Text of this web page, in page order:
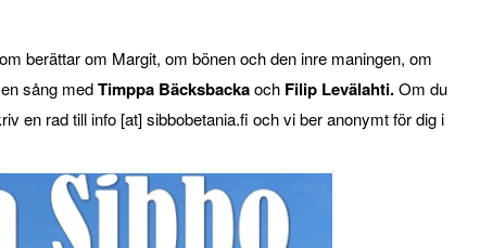
berättar om Margit, om bönen och den inre maningen, om
sång medTimppa Bäcksbackaoch Filip Levälahti.Om du
en rad till info [at] sibbobetania.fi och vi ber anonymt för dig i